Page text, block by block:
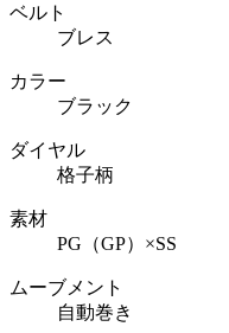
ベルト
ブレス
カラー
ブラック
ダイヤル
格子柄
素材
PG（GP）×SS
ムーブメント
自動巻き